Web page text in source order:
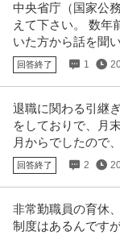
級コンサルファー
株式会社ベイカレント
新着 正社員 未経験
年収1,000万円〜
株式会社ベイカレント
中央省庁（国家公
えて下さい。 数年
いた方から話を聞
回答終了 1
退職に関わる引継
をしておりで、月
月からでしたので
ん。
回答終了 2
非常勤職員の育休
制度はあるんです